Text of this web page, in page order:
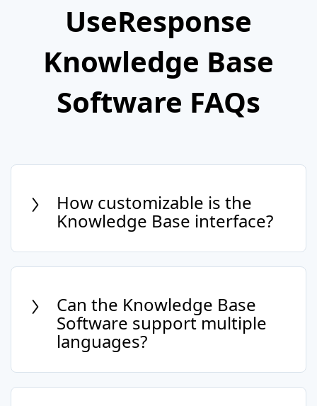
UseResponse
Knowledge Base
Software FAQs
How customizable is the
Knowledge Base interface?
Our Knowledge Base Software offers
extensive customization options to
identity and meets your specific needs.
Can the Knowledge Base
Software support multiple
languages?
Yes, it's designed to cater to a global
audience with multi-language support,